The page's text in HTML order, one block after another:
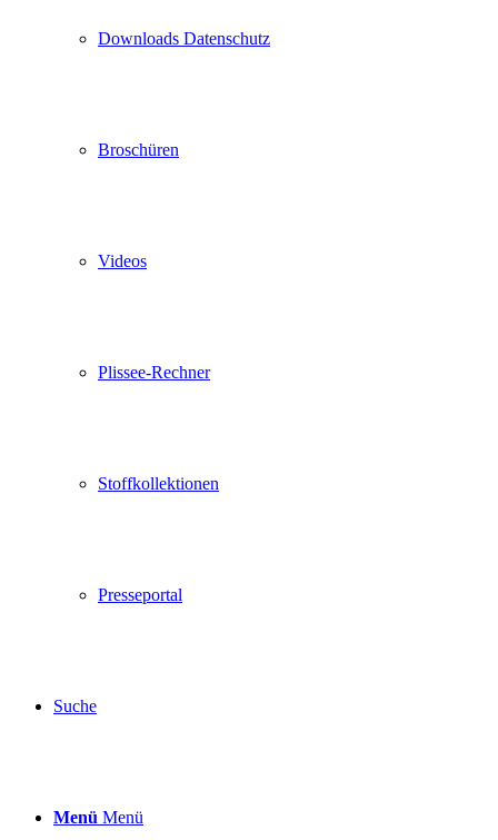
Downloads Datenschutz
Broschüren
Videos
Plissee-Rechner
Stoffkollektionen
Presseportal
Suche
Menü Menü